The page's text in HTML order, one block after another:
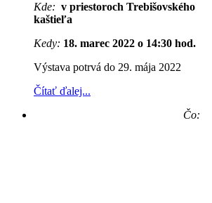
Kde: v priestoroch Trebišovského
kaštieľa
Kedy: 18. marec 2022 o 14:30 hod.
Výstava potrvá do 29. mája 2022
Čítať ďalej...
Čo: